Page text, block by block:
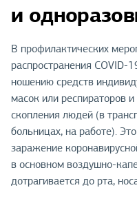
и
В профилактических
распространения COVID-
ношению средств
масок или респираторов
скопления людей (в
больницах, на работе).
заражение
в основном воздушно-
дотрагивается до рта,